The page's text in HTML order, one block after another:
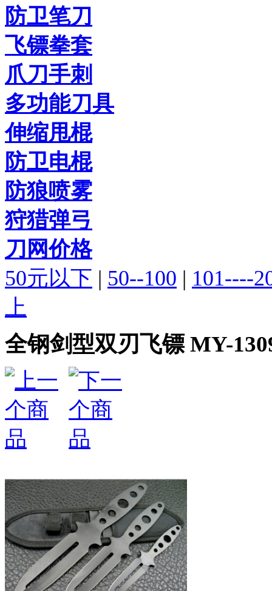
防卫笔刀
飞镖拳套
爪刀手刺
多功能刀具
伸缩甩棍
防卫电棍
防狼喷雾
狩猎弹弓
刀网价格
50元以下 | 50--100 | 101----
上
全钢剑型双刃飞镖 MY-